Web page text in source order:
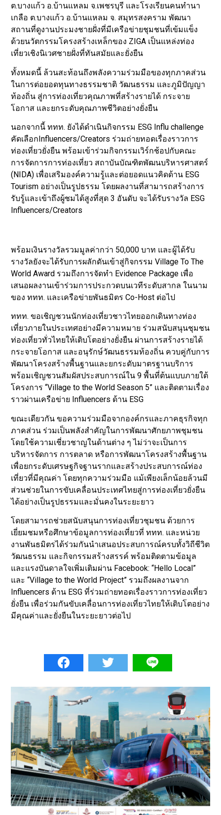
ต.บางแก้ว อ.บ้านแหลม จ.เพชรบุรี และโรงเรียนคนทำนา
เกลือ ต.บางแก้ว อ.บ้านแหลม จ. สมุทรสงคราม พัฒนา
สถานที่ดูงานประมงชายฝั่งที่มีเครือข่ายชุมชนที่เข้มแข็ง
ด้วยนวัตกรรมโครงสร้างเหล็กของ ZIGA เป็นแหล่งท่อง
เที่ยวเชิงนิเวศชายฝั่งที่ทันสมัยและยั่งยืน
ทั้งหมดนี้ ล้วนสะท้อนถึงพลังความร่วมมือของทุกภาคส่วน
ในการต่อยอดทุนทางธรรมชาติ วัฒนธรรม และภูมิปัญญา
ท้องถิ่น สู่การท่องเที่ยวคุณภาพที่สร้างรายได้ กระจาย
โอกาส และยกระดับคุณภาพชีวิตอย่างยั่งยืน
นอกจากนี้ ททท. ยังได้ดำเนินกิจกรรม ESG Influ challenge
คัดเลือกInfluencers/Creators ร่วมถ่ายทอดเรื่องราวการ
ท่องเที่ยวยั่งยืน พร้อมเข้าร่วมกิจกรรมเวิร์กช้อปกับคณะ
การจัดการการท่องเที่ยว สถาบันบัณฑิตพัฒนบริหารศาสตร์
(NIDA) เพื่อเสริมองค์ความรู้และต่อยอดแนวคิดด้าน ESG
Tourism อย่างเป็นรูปธรรม โดยผลงานที่สามารถสร้างการ
รับรู้และเข้าถึงผู้ชมได้สูงที่สุด 3 อันดับ จะได้รับรางวัล ESG
Influencers/Creators
พร้อมเงินรางวัลรวมมูลค่ากว่า 50,000 บาท และผู้ได้รับ
รางวัลยังจะได้รับการผลักดันเข้าสู่กิจกรรม Village To The
World Award รวมถึงการจัดทำ Evidence Package เพื่อ
เสนอผลงานเข้าร่วมการประกวดบนเวทีระดับสากล ในนาม
ของ ททท. และเครือข่ายพันธมิตร Co-Host ต่อไป
ททท. ขอเชิญชวนนักท่องเที่ยวชาวไทยออกเดินทางท่อง
เที่ยวภายในประเทศอย่างมีความหมาย ร่วมสนับสนุนชุมชน
ท่องเที่ยวทั่วไทยให้เติบโตอย่างยั่งยืน ผ่านการสร้างรายได้
กระจายโอกาส และอนุรักษ์วัฒนธรรมท้องถิ่น ควบคู่กับการ
พัฒนาโครงสร้างพื้นฐานและยกระดับมาตรฐานบริการ
พร้อมเชิญชวนสัมผัสประสบการณ์ใน 9 พื้นที่ต้นแบบภายใต้
โครงการ “Village to the World Season 5” และติดตามเรื่อง
ราวผ่านเครือข่าย Influencers ด้าน ESG
ขณะเดียวกัน ขอความร่วมมือจากองค์กรและภาคธุรกิจทุก
ภาคส่วน ร่วมเป็นพลังสำคัญในการพัฒนาศักยภาพชุมชน
โดยใช้ความเชี่ยวชาญในด้านต่าง ๆ ไม่ว่าจะเป็นการ
บริหารจัดการ การตลาด หรือการพัฒนาโครงสร้างพื้นฐาน
เพื่อยกระดับเศรษฐกิจฐานรากและสร้างประสบการณ์ท่อง
เที่ยวที่มีคุณค่า โดยทุกความร่วมมือ แม้เพียงเล็กน้อยล้วนมี
ส่วนช่วยในการขับเคลื่อนประเทศไทยสู่การท่องเที่ยวยั่งยืน
ได้อย่างเป็นรูปธรรมและมั่นคงในระยะยาว
โดยสามารถช่วยสนับสนุนการท่องเที่ยวชุมชน ด้วยการ
เยี่ยมชมหรือศึกษาข้อมูลการท่องเที่ยวที่ ททท. และหน่วย
งานพันธมิตรได้ร่วมกันนำเสนอประสบการณ์ครบทั้งวิถีชีวิต
วัฒนธรรม และกิจกรรมสร้างสรรค์ พร้อมติดตามข้อมูล
และแรงบันดาลใจเพิ่มเติมผ่าน Facebook: “Hello Local”
และ “Village to the World Project” รวมถึงผลงานจาก
Influencers ด้าน ESG ที่ร่วมถ่ายทอดเรื่องราวการท่องเที่ยว
ยั่งยืน เพื่อร่วมกันขับเคลื่อนการท่องเที่ยวไทยให้เติบโตอย่าง
มีคุณค่าและยั่งยืนในระยะยาวต่อไป